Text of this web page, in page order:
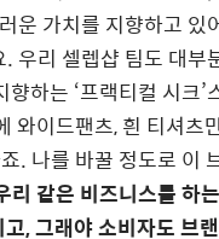
운 가치를 지향하고 있
. 우리 셀렙샵 팀도 대부
향하는 ‘프랙티컬 시크’
와이드팬츠, 흰 티셔츠
. 나를 바꿀 정도로 이
리 같은 비즈니스를 하
,그래야 소비자도 브